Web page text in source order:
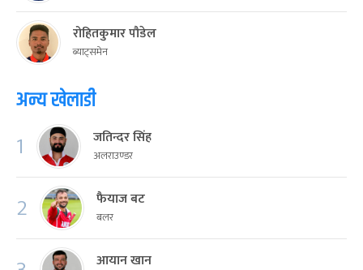
रोहितकुमार पौडेल
ब्याट्समेन
अन्य खेलाडी
1 जतिन्दर सिंह
अलराउण्डर
2 फैयाज बट
बलर
आयान खान